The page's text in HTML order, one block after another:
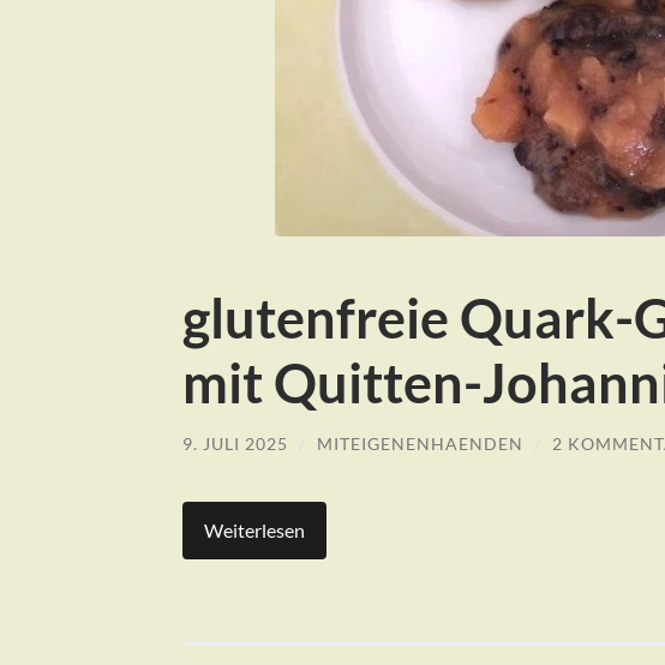
glutenfreie Quark-
mit Quitten-
9. JULI 2025 MITEIGENENHAENDEN 2
Weiterlesen